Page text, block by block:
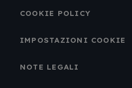
COOKIE POLICY
IMPOSTAZIONI COOKIE
NOTE LEGALI